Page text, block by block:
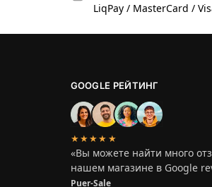
LiqPay / MasterCard /
GOOGLE РЕЙТИНГ
★★★★★
«Вы можете найти много
нашем магазине в Google
Puer-Sale